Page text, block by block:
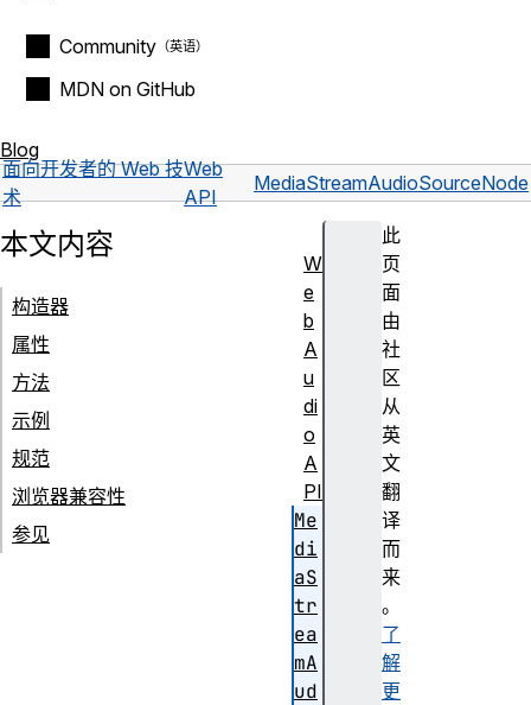
Community
MDN on GitHub
Blog
面向开发者的 Web 技
术
Web
API
MediaStreamAudioSourceNode
此
页
面
由
社
区
从
英
文
翻
译
而
来
。
了
解
更
本文内容
构造器
属性
方法
示例
规范
浏览器兼容性
参见
W
e
b
A
u
di
o
A
PI
Me
di
aS
tr
ea
mA
ud